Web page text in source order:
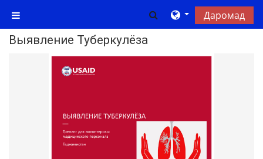
Панели тараф
Toggle search input
Даромад
Выявление Туберкулёза